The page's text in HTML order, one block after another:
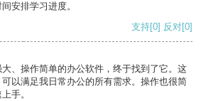
安排学习进度。
支持[0] 反对[0]
、操作简单的办公软件，终于找到了它。这
以满足我日常办公的所有需求。操作也很简
手。